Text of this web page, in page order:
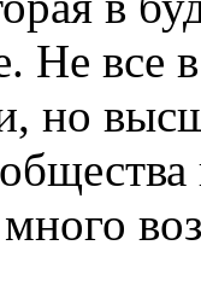
Не все
но